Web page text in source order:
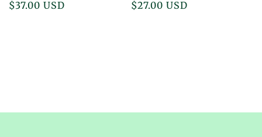
Regular
$37.00 USD
Regular
$27.00 USD